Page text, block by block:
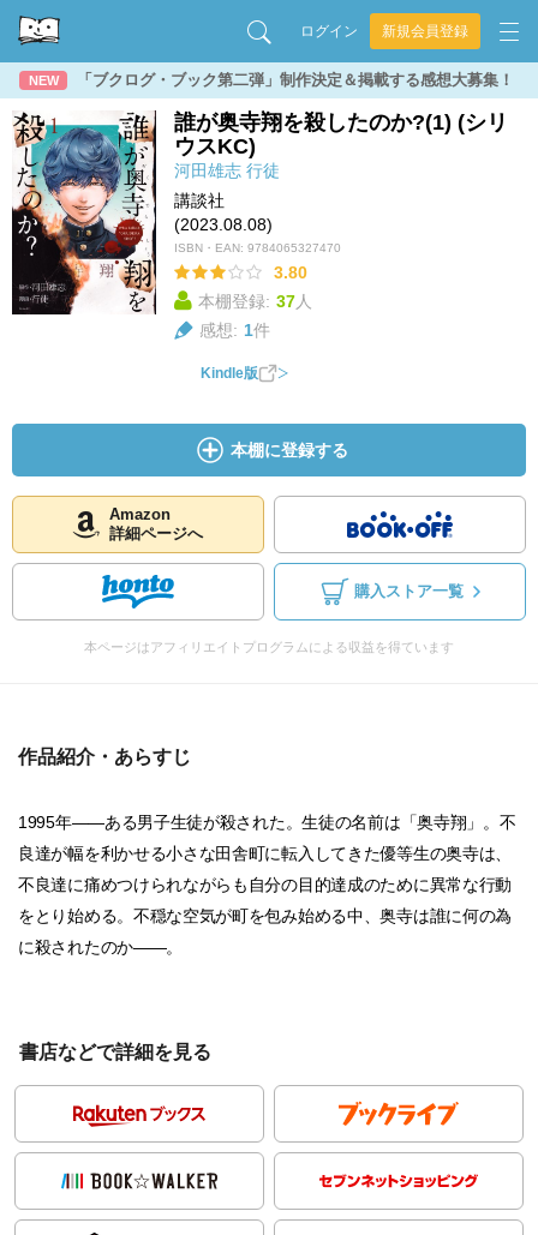
ログイン 新規会員登録
NEW 「ブクログ・ブック第二弾」制作決定＆掲載する感想大募集！
誰が奥寺翔を殺したのか?(1) (シリ
ウスKC)
河田雄志 行徒
講談社
(2023.08.08)
ISBN・EAN: 9784065327470
3.80
本棚登録: 37人
感想: 1件
Kindle版
本棚に登録する
Amazon
詳細ページへ
購入ストア一覧
本ページはアフィリエイトプログラムによる収益を得ています
作品紹介・あらすじ
1995年――ある男子生徒が殺された。生徒の名前は「奥寺翔」。不
良達が幅を利かせる小さな田舎町に転入してきた優等生の奥寺は、
不良達に痛めつけられながらも自分の目的達成のために異常な行動
をとり始める。不穏な空気が町を包み始める中、奥寺は誰に何の為
に殺されたのか――。
書店などで詳細を見る